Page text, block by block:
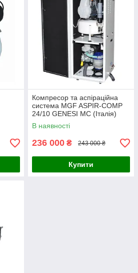
Компресор та аспіраційна
система MGF ASPIR-COMP
24/10 GENESI MС (Італія)
В наявності
236 000 ₴ 243 000 ₴
Купити